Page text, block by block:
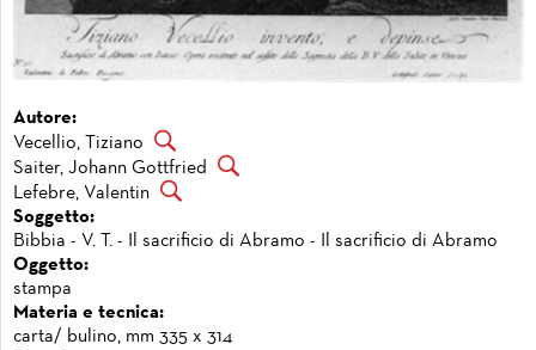
Autore:
Vecellio, Tiziano
Saiter, Johann Gottfried
Lefebre, Valentin
Soggetto:
Bibbia - V. T. - Il sacrificio di Abramo - Il sacrificio di Abramo
Oggetto:
stampa
Materia e tecnica:
carta/ bulino, mm 335 x 314